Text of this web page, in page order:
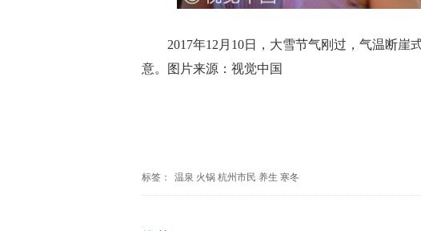
2017年12月10日，大雪节气刚过，气温断
意。图片来源：视觉中国
标签： 温泉 火锅 杭州市民 养生 寒冬